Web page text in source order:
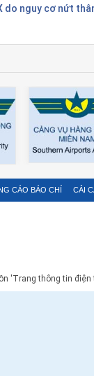
do nguy cơ nứt
CÁO BÁO CHÍ CẢI
'Trang thông tin